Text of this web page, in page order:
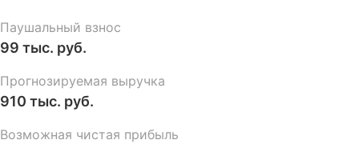
Паушальный взнос
99 тыс. руб.
Прогнозируемая выручка
910 тыс. руб.
Возможная чистая прибыль